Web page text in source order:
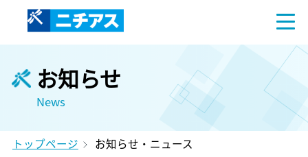
お知らせ
News
トップページ お知らせ・ニュース